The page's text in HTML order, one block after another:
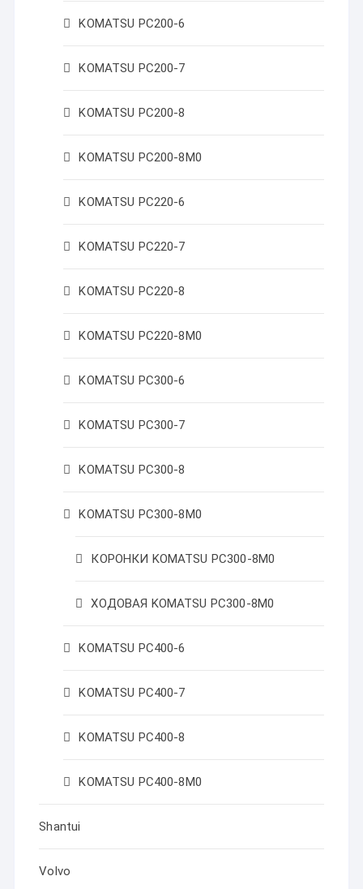
KOMATSU PC200-6
KOMATSU PC200-7
KOMATSU PC200-8
KOMATSU PC200-8M0
KOMATSU PC220-6
KOMATSU PC220-7
KOMATSU PC220-8
KOMATSU PC220-8M0
KOMATSU PC300-6
KOMATSU PC300-7
KOMATSU PC300-8
KOMATSU PC300-8M0
КОРОНКИ KOMATSU PC300-8M0
ХОДОВАЯ KOMATSU PC300-8M0
KOMATSU PC400-6
KOMATSU PC400-7
KOMATSU PC400-8
KOMATSU PC400-8M0
Shantui
Volvo